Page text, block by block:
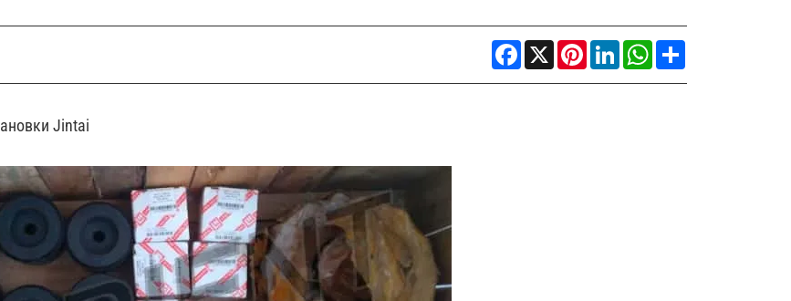
Facebook
X PinterestLinkedInWhatsApp
Jintai